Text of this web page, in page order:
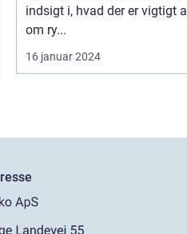
indsigt i, hvad der er vigtigt
om ry...
16 januar 2024